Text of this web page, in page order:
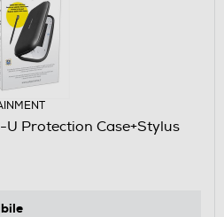
U Protection Case+Stylus